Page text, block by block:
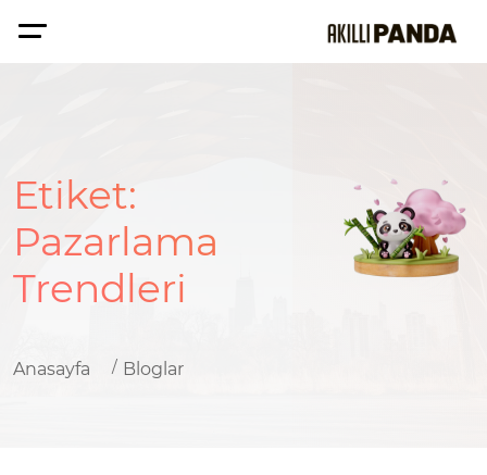
Etiket:
Pazarlama
Trendleri
Anasayfa Bloglar